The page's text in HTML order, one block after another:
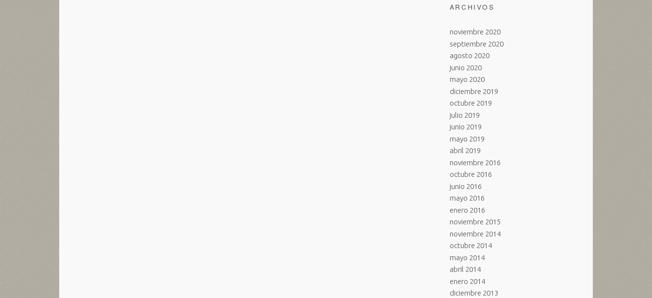
ARCHIVOS
noviembre 2020
septiembre 2020
agosto 2020
junio 2020
mayo 2020
diciembre 2019
octubre 2019
julio 2019
junio 2019
mayo 2019
abril 2019
noviembre 2016
octubre 2016
junio 2016
mayo 2016
enero 2016
noviembre 2015
noviembre 2014
octubre 2014
mayo 2014
abril 2014
enero 2014
diciembre 2013